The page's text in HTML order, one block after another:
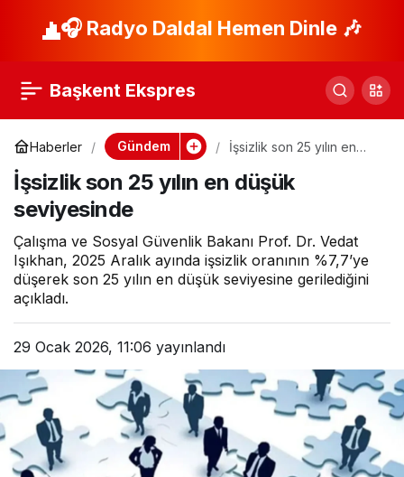
🎧 Radyo Daldal Hemen Dinle 🎶
Başkent Ekspres
Haberler Gündem
İşsizlik son 25 yılın en
İşsizlik son 25 yılın en düşük
seviyesinde
Çalışma ve Sosyal Güvenlik Bakanı Prof. Dr. Vedat
Işıkhan, 2025 Aralık ayında işsizlik oranının %7,7’ye
düşerek son 25 yılın en düşük seviyesine gerilediğini
açıkladı.
29 Ocak 2026, 11:06 yayınlandı
Sivas–Kayseri
sis zincirleme kazaya
yol açtı
Paylaş